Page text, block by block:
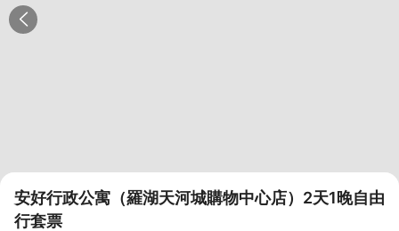
安好行政公寓（羅湖天河城購物中心店）2天1晚自由
行套票